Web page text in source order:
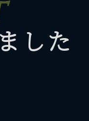
した